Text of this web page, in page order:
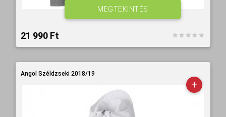
21 990 Ft‎
MEGTEKINTÉS
Angol Széldzseki 2018/19